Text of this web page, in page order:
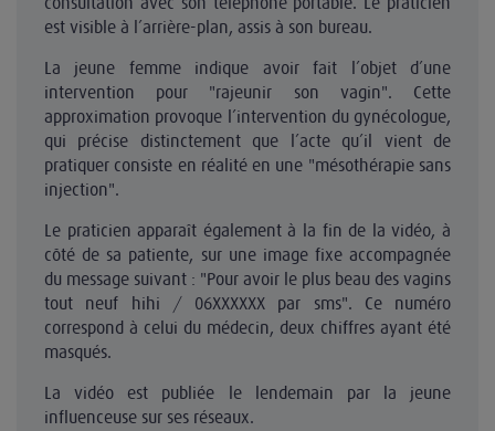
est visible à l’arrière-plan, assis à son bureau.
La jeune femme indique avoir fait l’objet d’une
intervention pour "rajeunir son vagin". Cette
approximation provoque l’intervention du gynécologue,
qui précise distinctement que l’acte qu’il vient de
pratiquer consiste en réalité en une "mésothérapie sans
injection".
Le praticien apparaît également à la fin de la vidéo, à
côté de sa patiente, sur une image fixe accompagnée
du message suivant : "Pour avoir le plus beau des vagins
tout neuf hihi / 06XXXXXX par sms". Ce numéro
correspond à celui du médecin, deux chiffres ayant été
masqués.
La vidéo est publiée le lendemain par la jeune
influenceuse sur ses réseaux.